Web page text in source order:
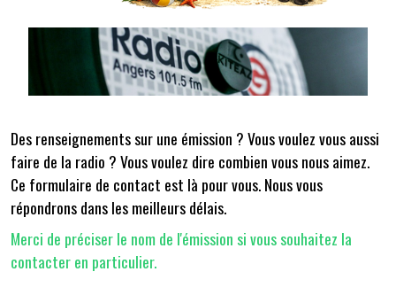
Des renseignements sur une émission ? Vous voulez vous aussi
faire de la radio ? Vous voulez dire combien vous nous aimez.
Ce formulaire de contact est là pour vous. Nous vous
répondrons dans les meilleurs délais.
Merci de préciser le nom de l'émission si vous souhaitez la
contacter en particulier.